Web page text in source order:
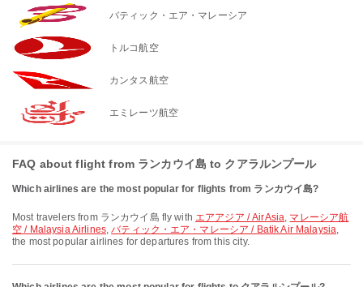
バティック・エア・マレーシア
トルコ航空
カンタス航空
エミレーツ航空
FAQ about flight from ランカウイ島 to クアラルンプール
Which airlines are the most popular for flights from ランカウイ島?
Most travelers from ランカウイ島 fly with エアアジア / AirAsia, マレーシア航
空 / Malaysia Airlines,バティック・エア・マレーシア / Batik Air Malaysia,
the most popular airlines for departures from this city.